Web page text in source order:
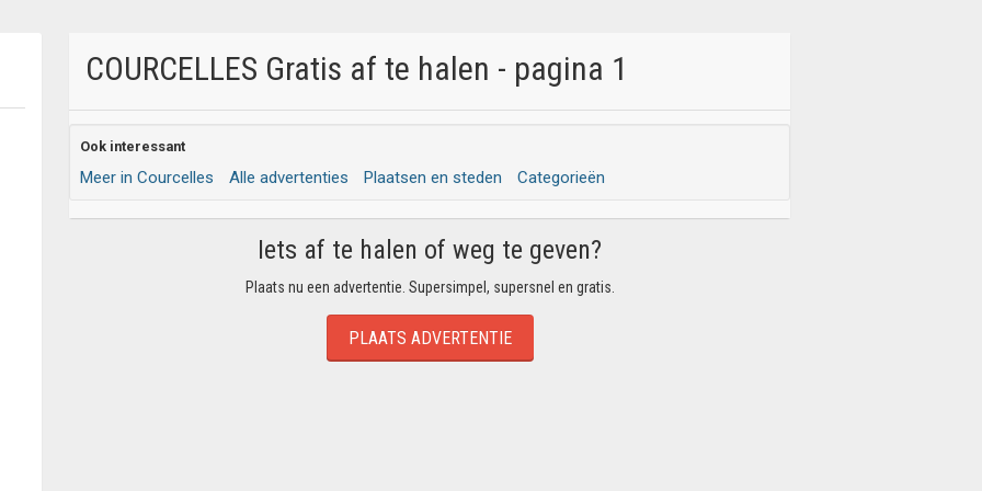
COURCELLES Gratis af te halen - pagina 1
Ook interessant
Meer in Courcelles Alle advertenties Plaatsen en steden Categorieën
Iets af te halen of weg te geven?
Plaats nu een advertentie. Supersimpel, supersnel en gratis.
PLAATS ADVERTENTIE